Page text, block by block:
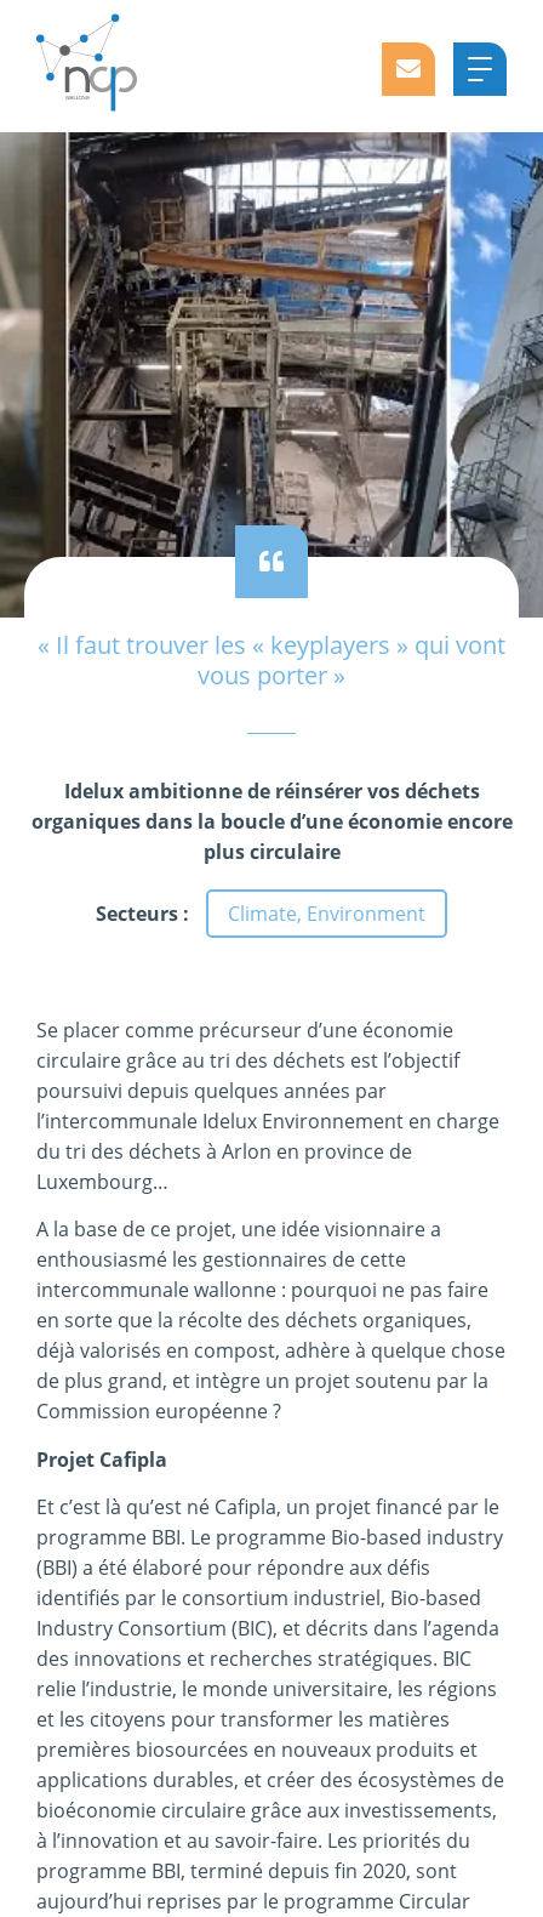
« Il faut trouver les « keyplayers » qui vont
vous porter »
Idelux ambitionne de réinsérer vos déchets
organiques dans la boucle d’une économie encore
plus circulaire
Secteurs : Climate, Environment
Se placer comme précurseur d’une économie
circulaire grâce au tri des déchets est l’objectif
poursuivi depuis quelques années par
l’intercommunale Idelux Environnement en charge
du tri des déchets à Arlon en province de
Luxembourg…
A la base de ce projet, une idée visionnaire a
enthousiasmé les gestionnaires de cette
intercommunale wallonne : pourquoi ne pas faire
en sorte que la récolte des déchets organiques,
déjà valorisés en compost, adhère à quelque chose
de plus grand, et intègre un projet soutenu par la
Commission européenne ?
Projet Cafipla
Et c’est là qu’est né Cafipla, un projet financé par le
programme BBI. Le programme Bio-based industry
(BBI) a été élaboré pour répondre aux défis
identifiés par le consortium industriel, Bio-based
Industry Consortium (BIC), et décrits dans l’agenda
des innovations et recherches stratégiques. BIC
relie l’industrie, le monde universitaire, les régions
et les citoyens pour transformer les matières
premières biosourcées en nouveaux produits et
applications durables, et créer des écosystèmes de
bioéconomie circulaire grâce aux investissements,
à l’innovation et au savoir-faire. Les priorités du
programme BBI, terminé depuis fin 2020, sont
aujourd’hui reprises par le programme Circular